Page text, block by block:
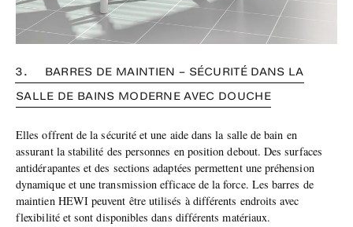
3. BARRES DE MAINTIEN – SÉCURITÉ DANS LA
SALLE DE BAINS MODERNE AVEC DOUCHE
Elles offrent de la sécurité et une aide dans la salle de bain en
assurant la stabilité des personnes en position debout. Des surfaces
antidérapantes et des sections adaptées permettent une préhension
dynamique et une transmission efficace de la force. Les barres de
maintien HEWI peuvent être utilisés à différents endroits avec
flexibilité et sont disponibles dans différents matériaux.